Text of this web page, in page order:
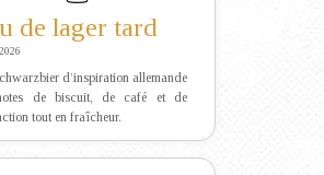
de lager tard
d’inspiration allemande
de biscuit, de café et de
tout en fraîcheur.